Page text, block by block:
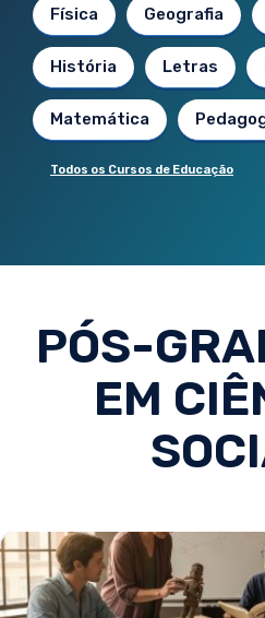
Física Geografia
História Letras
Matemática
Todos os Cursos de Educação
PÓS-
EM